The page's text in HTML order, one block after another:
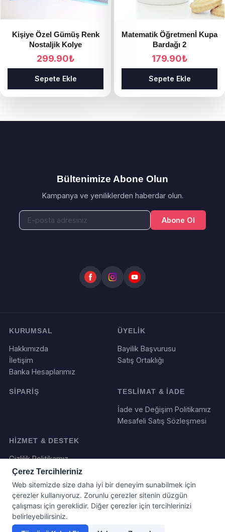
Kişiye Özel Gümüş Renk
Nostaljik Kolye
299.90₺
Sepete Ekle
Matematik Öğretmenİ Kupa
Bardağı 2
179.90₺
Sepete Ekle
Bültenimize Abone Olun
Kampanya ve yeniliklerden haberdar olun.
Abone Ol
KURUMSAL
Hakkımızda
İletişim
Banka Hesaplarımız
ÜYELİK
Bayilik Başvurusu
Satış Ortaklığı
SİPARİŞ TESLİMAT & İADE
İade ve Değişim Politikamız
Mesafeli Satış Sözleşmesi
HİZMET & DESTEK
Gizlilik Politikamız
Çerez Tercihleriniz
Web sitemizde size daha iyi bir deneyim sunabilmek için
çerezler kullanıyoruz. Zorunlu çerezler sitenin düzgün
çalışması için gereklidir. Diğer çerezler için tercihlerinizi
belirleyebilirsiniz.